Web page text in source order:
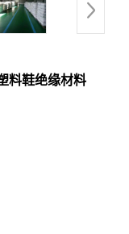
料鞋绝缘材料